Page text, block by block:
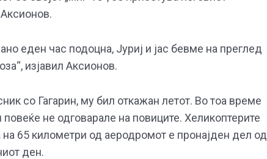
еден час подоцна, Јуриј и јас бевме на преглед
изјавил Аксионов.
со Гагарин, му бил откажан летот. Во тоа време
не одговарале на повиците. Хеликоптерите
на 65 километри од аеродромот е пронајден дел од
ден.